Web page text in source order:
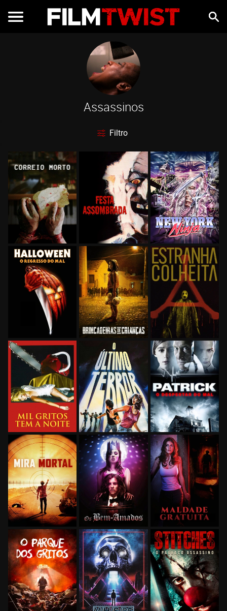
Assassinos
Filtro